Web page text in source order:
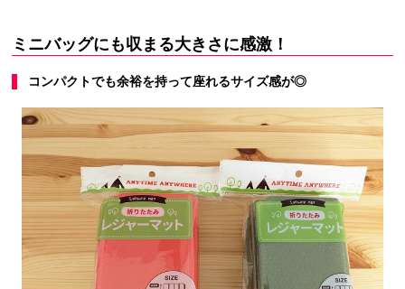
ミニバッグにも収まる大きさに感激！
コンパクトでも余裕を持って座れるサイズ感が◎